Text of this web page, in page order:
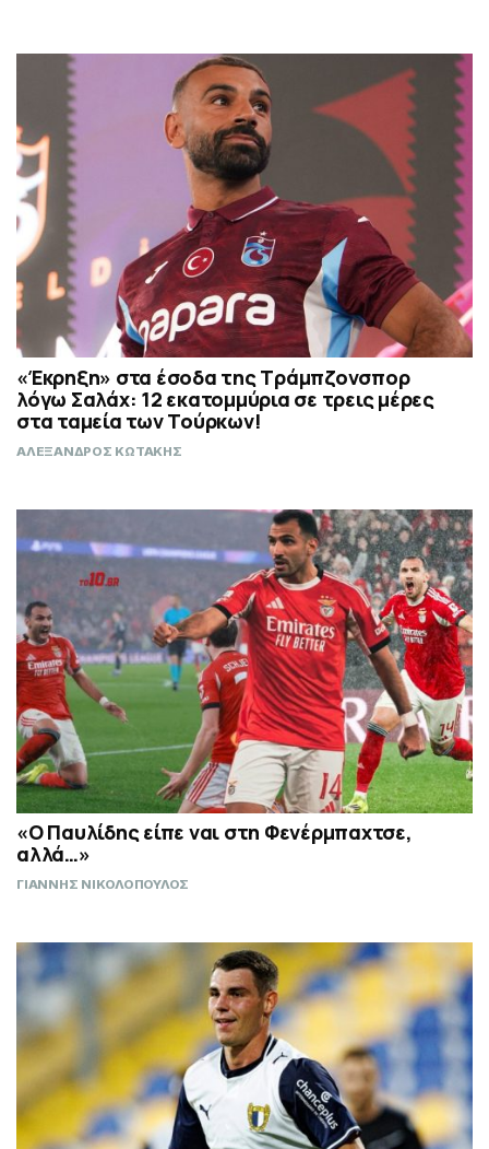
«Έκρηξη» στα έσοδα της Τράμπζονσπορ
λόγω Σαλάχ: 12 εκατομμύρια σε τρεις μέρες
στα ταμεία των Τούρκων!
ΑΛΕΞΑΝΔΡΟΣ ΚΩΤΑΚΗΣ
«Ο Παυλίδης είπε ναι στη Φενέρμπαχτσε,
αλλά…»
ΓΙΑΝΝΗΣ ΝΙΚΟΛΟΠΟΥΛΟΣ